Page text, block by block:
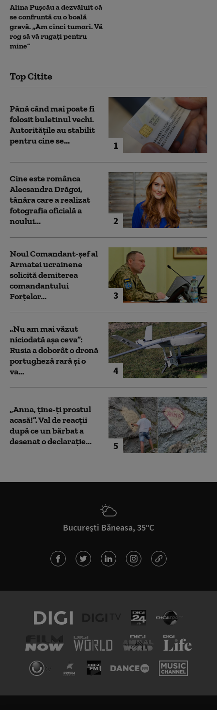
Alina Pușcău a dezvăluit că
se confruntă cu o boală
gravă. „Am cinci tumori. Vă
rog să vă rugați pentru
mine”
Top Citite
1
Până când mai poate fi
folosit buletinul vechi.
Autoritățile au stabilit
pentru cine se...
2
Cine este românca
Alecsandra Drăgoi,
tânăra care a realizat
fotografia oficială a
noului...
3
Noul Comandant-șef al
Armatei ucrainene
solicită demiterea
comandantului
Forțelor...
4
„Nu am mai văzut
niciodată așa ceva”:
Rusia a doborât o dronă
portugheză rară și o
va...
5
„Anna, ţine-ţi prostul
acasă!”. Val de reacții
după ce un bărbat a
desenat o declarație...
București Băneasa, 35°C